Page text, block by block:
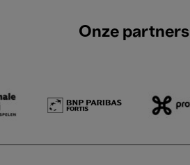
Onze partners